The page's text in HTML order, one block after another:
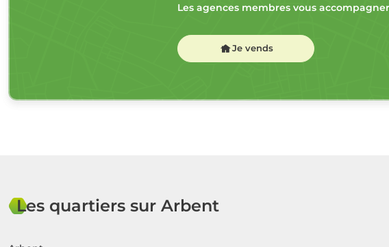
Les agences membres vous
Je vends
Les quartiers sur Arbent